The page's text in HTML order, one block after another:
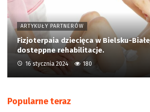
ARTYKUŁY PARTNERÓW
Fizjoterpaia dziecięca w Bielsku-
dosteppne rehabilitacje.
16 stycznia 2024 180
Popularne teraz